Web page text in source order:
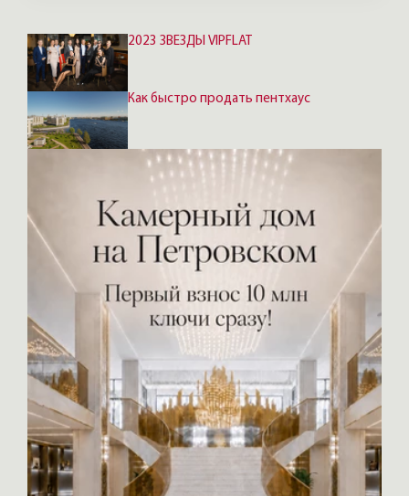
2023 ЗВЕЗДЫ VIPFLAT
Как быстро продать пентхаус